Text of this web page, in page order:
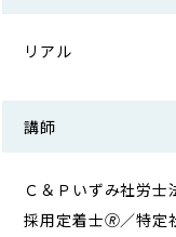
リアル
講師
Ｃ＆Ｐいずみ社労
採用定着士🄬／特定